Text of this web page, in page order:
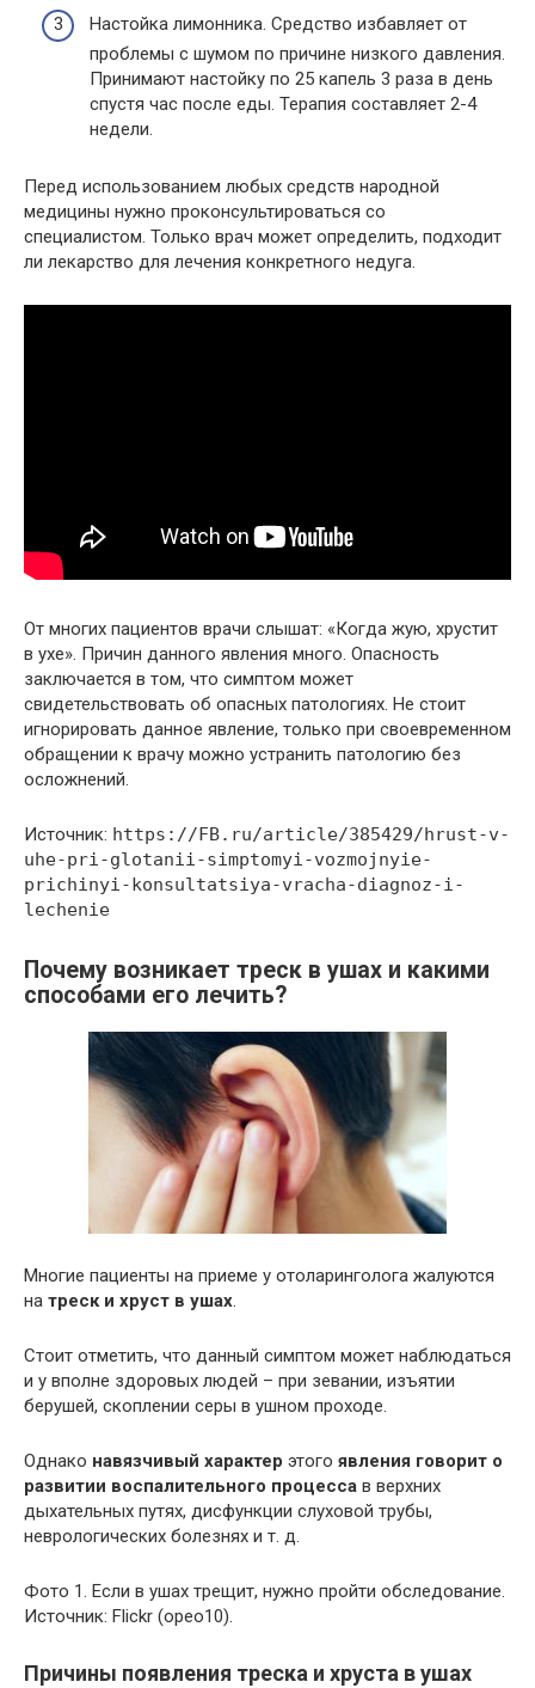
Настойка лимонника. Средство избавляет от
проблемы с шумом по причине низкого давления.
Принимают настойку по 25 капель 3 раза в день
спустя час после еды. Терапия составляет 2-4
недели.
Перед использованием любых средств народной
медицины нужно проконсультироваться со
специалистом. Только врач может определить, подходит
ли лекарство для лечения конкретного недуга.
От многих пациентов врачи слышат: «Когда жую, хрустит
в ухе». Причин данного явления много. Опасность
заключается в том, что симптом может
свидетельствовать об опасных патологиях. Не стоит
игнорировать данное явление, только при своевременном
обращении к врачу можно устранить патологию без
осложнений.
Источник: https://FB.ru/article/385429/hrust-v-
uhe-pri-glotanii-simptomyi-vozmojnyie-
prichinyi-konsultatsiya-vracha-diagnoz-i-
lechenie
Почему возникает треск в ушах и какими
способами его лечить?
Многие пациенты на приеме у отоларинголога жалуются
на треск и хруст в ушах.
Стоит отметить, что данный симптом может наблюдаться
и у вполне здоровых людей – при зевании, изъятии
берушей, скоплении серы в ушном проходе.
Однако навязчивый характер этого явления говорит о
развитии воспалительного процесса в верхних
дыхательных путях, дисфункции слуховой трубы,
неврологических болезнях и т. д.
Фото 1. Если в ушах трещит, нужно пройти обследование.
Источник: Flickr (opeo10).
Причины появления треска и хруста в ушах